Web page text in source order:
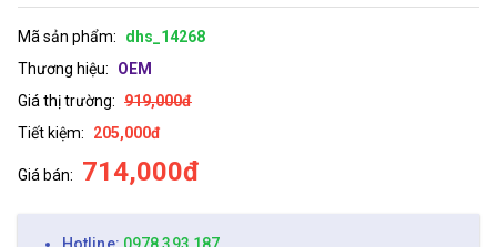
Mã sản phẩm:
dhs_14268
Thương hiệu:
OEM
Giá thị trường: 919,000đ
Tiết kiệm:
205,000đ
Giá bán: 714,000đ